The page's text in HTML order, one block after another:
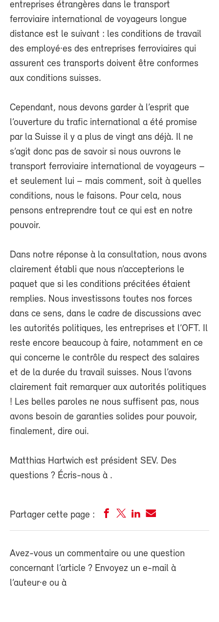
entreprises étrangères dans le transport
ferroviaire international de voyageurs longue
distance est le suivant : les conditions de travail
des employé·es des entreprises ferroviaires qui
assurent ces transports doivent être conformes
aux conditions suisses.
Cependant, nous devons garder à l’esprit que
l’ouverture du trafic international a été promise
par la Suisse il y a plus de vingt ans déjà. Il ne
s’agit donc pas de savoir si nous ouvrons le
transport ferroviaire international de voyageurs –
et seulement lui – mais comment, soit à quelles
conditions, nous le faisons. Pour cela, nous
pensons entreprendre tout ce qui est en notre
pouvoir.
Dans notre réponse à la consultation, nous avons
clairement établi que nous n’accepterions le
paquet que si les conditions précitées étaient
remplies. Nous investissons toutes nos forces
dans ce sens, dans le cadre de discussions avec
les autorités politiques, les entreprises et l’OFT. Il
reste encore beaucoup à faire, notamment en ce
qui concerne le contrôle du respect des salaires
et de la durée du travail suisses. Nous l’avons
clairement fait remarquer aux autorités politiques
! Les belles paroles ne nous suffisent pas, nous
avons besoin de garanties solides pour pouvoir,
finalement, dire oui.
Matthias Hartwich est président SEV. Des
questions ? Écris-nous à .
Partager cette page :
Avez-vous un commentaire ou une question
concernant l’article ? Envoyez un e-mail à
l’auteur·e ou à